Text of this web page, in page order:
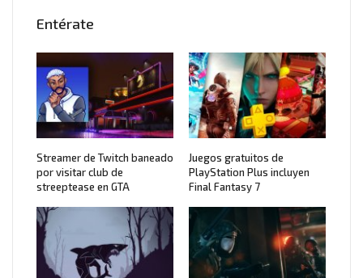
Entérate
Streamer de Twitch baneado
por visitar club de
streeptease en GTA
Juegos gratuitos de
PlayStation Plus incluyen
Final Fantasy 7